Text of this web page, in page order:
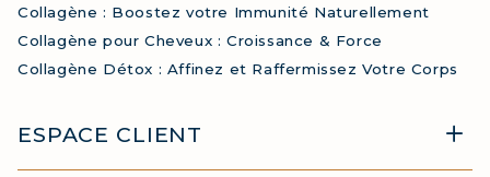
Collagène : Boostez votre Immunité Naturellement
Collagène pour Cheveux : Croissance & Force
Collagène Détox : Affinez et Raffermissez Votre Corps
ESPACE CLIENT